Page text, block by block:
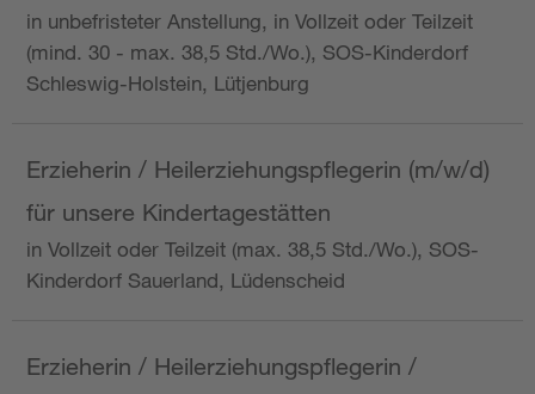
in unbefristeter Anstellung, in Vollzeit oder Teilzeit
(mind. 30 - max. 38,5 Std./Wo.), SOS-Kinderdorf
Schleswig-Holstein, Lütjenburg
Erzieherin / Heilerziehungspflegerin (m/w/d)
für unsere Kindertagestätten
in Vollzeit oder Teilzeit (max. 38,5 Std./Wo.), SOS-
Kinderdorf Sauerland, Lüdenscheid
Erzieherin / Heilerziehungspflegerin /